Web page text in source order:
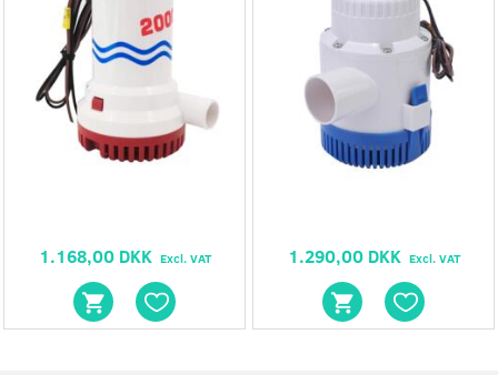
1.168,00 DKK Excl. VAT 1.290,00 DKK Excl. VAT